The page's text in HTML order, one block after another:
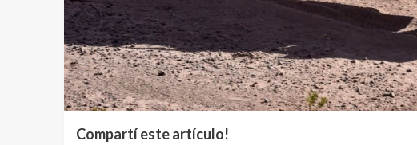
Compartí este artículo!